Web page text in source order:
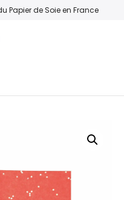
Papier de Soie en France